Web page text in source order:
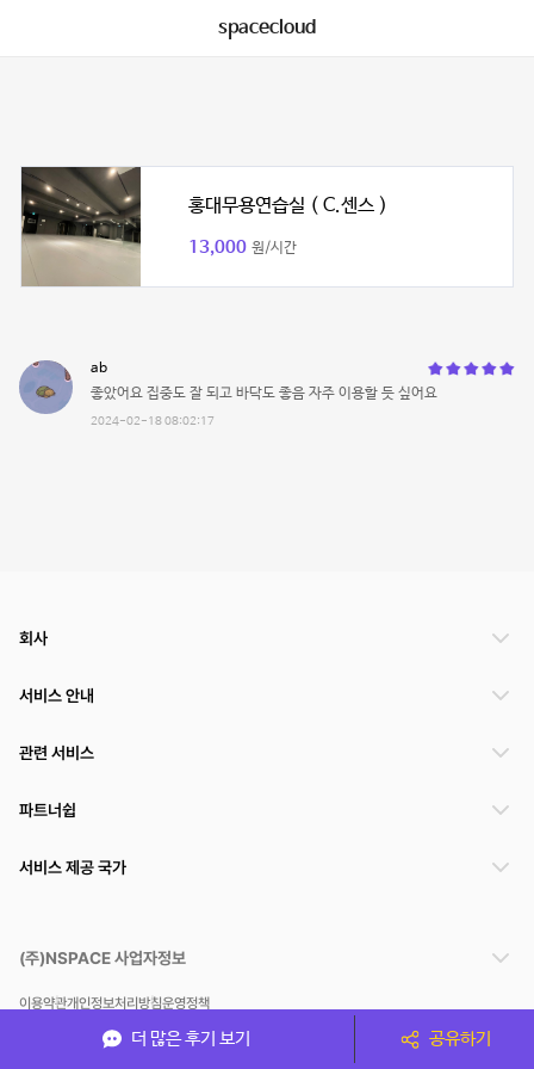
spacecloud
홍대무용연습실 ( C.센스 )
13,000 원/시간
ab
좋았어요 집중도 잘 되고 바닥도 좋음 자주 이용할 듯 싶어요
2024-02-18 08:02:17
더 많은 후기 보기 공유하기
회사
서비스 안내
관련 서비스
파트너쉽
서비스 제공 국가
(주)NSPACE 사업자정보
이용약관개인정보처리방침운영정책
스페이스클라우드는 통신판매중개자이며 통신판매의 당사자가 아닙니다. 따라서 스페이스클
라우드는 공간 거래정보 및 거래에 대해 책임지지 않습니다.